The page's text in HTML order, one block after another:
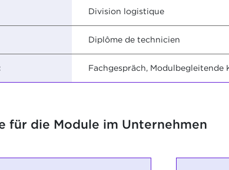
Division logistique
Diplôme de technicien
Fachgespräch,
für die Module im Unternehmen